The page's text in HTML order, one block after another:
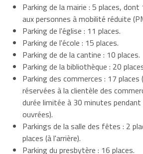
Parking de la mairie : 5 places, dont
aux personnes à mobilité réduite
Parking de l'église : 11 places.
Parking de l'école : 15 places.
Parking de de la cantine : 10 places.
Parking de la bibliothèque : 20
Parking des commerces : 17
réservées à la clientèle des
durée limitée à 30 minutes pendant
ouvrées).
Parkings de la salle des fêtes : 2
places (à l'arrière).
Parking du presbytère : 16 places.